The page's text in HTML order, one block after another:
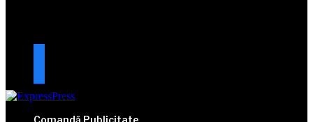
Comandă Publicitate